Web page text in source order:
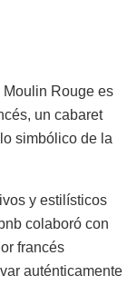
Moulin Rouge es
un cabaret
simbólico de la
y estilísticos
colaboró con
francés
auténticamente